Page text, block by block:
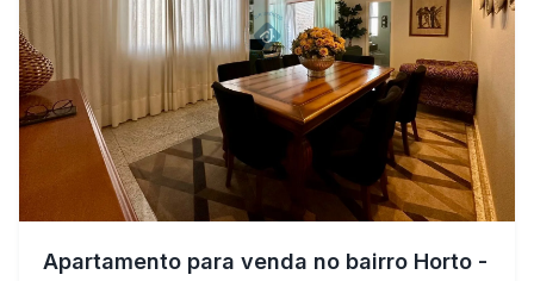
Apartamento para venda no bairro Horto -